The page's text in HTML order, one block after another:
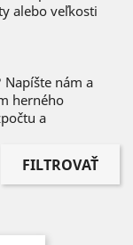
alebo veľkosti
Napíšte nám a
herného
a
FILTROVAŤ